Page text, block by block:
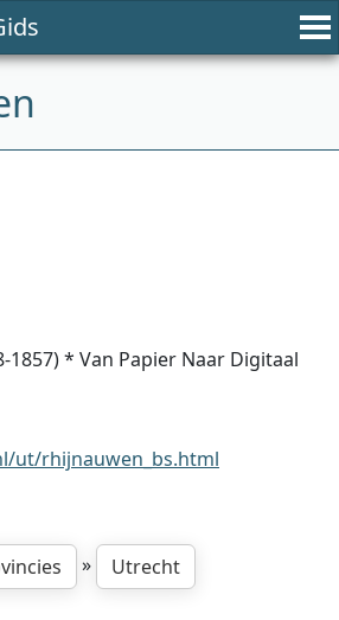
1857) * Van Papier Naar Digitaal
ut/rhijnauwen_bs.html
» Utrecht